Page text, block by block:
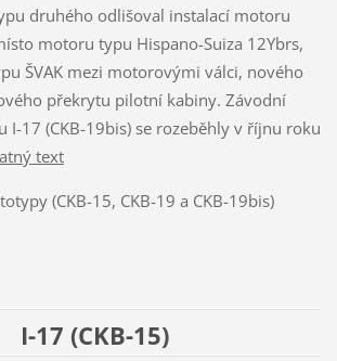
druhého odlišoval instalací motoru
motoru typu Hispano-Suiza 12Ybrs,
ŠVAK mezi motorovými válci, nového
překrytu pilotní kabiny. Závodní
I-17 (CKB-19bis) se rozeběhly v říjnu roku
text
(CKB-15, CKB-19 a CKB-19bis)
I-17 (CKB-15)